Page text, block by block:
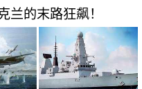
兰的末路狂飙！